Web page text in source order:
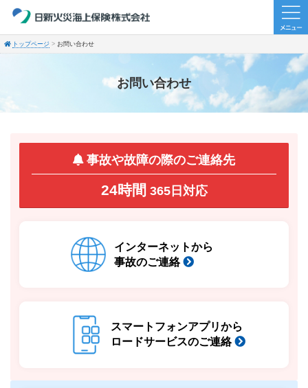
トップページ お問い合わせ
お問い合わせ
事故や故障の際のご連絡先
24時間 365日対応
インターネットから
事故のご連絡
スマートフォンアプリから
ロードサービスのご連絡